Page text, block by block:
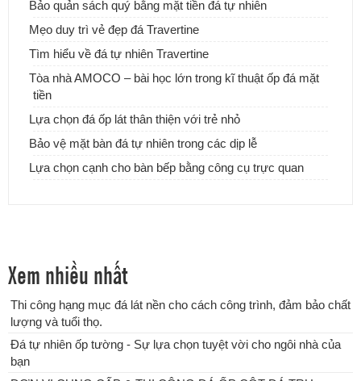
Bảo quản sách quý bằng mặt tiền đá tự nhiên
Mẹo duy trì vẻ đẹp đá Travertine
Tìm hiểu về đá tự nhiên Travertine
Tòa nhà AMOCO – bài học lớn trong kĩ thuật ốp đá mặt
tiền
Lựa chọn đá ốp lát thân thiện với trẻ nhỏ
Bảo vệ mặt bàn đá tự nhiên trong các dịp lễ
Lựa chọn cạnh cho bàn bếp bằng công cụ trực quan
Xem nhiều nhất
Thi công hạng mục đá lát nền cho cách công trình, đảm bảo chất
lượng và tuổi thọ.
Đá tự nhiên ốp tường - Sự lựa chọn tuyệt vời cho ngôi nhà của
bạn
Những mẫu bàn đá Lavabo tự nhiên, xu hướng mới cho ngôi nhà
của bạn
Lựa chọn Đá ốp nhà tắm mẫu 2018 đẹp và sang trọng